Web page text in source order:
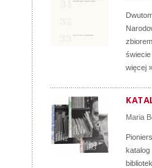
więcej »
Maria
katalog